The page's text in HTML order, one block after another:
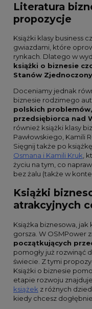
Literatura
propozycje
Książki klasy business
gwiazdami, które
rynkach. Dlatego w
książki o biznesie
Stanów
Doceniamy jednak
biznesie rodzimego
polskich
przedsiębiorca nad
również książki klasy
Pawłowskiego, Kamili
Sięgnij także po książkę
Osmana i Kamili Kruk ,
życiu na tym, co
bez żalu (także w
Książki
atrakcyjnych
Książka biznesowa, jak
gorsza. W OSMPower
początkujących
pomogły już rozwinąć
świecie. Z tymi
Książki o biznesie
etapie rozwoju
książek z różnych
kiedy chcesz